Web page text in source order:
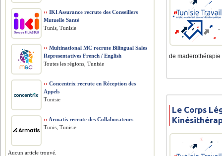
de maderothérapie
Le Corps
›› IKI Assurance recrute des Conseillers
Mutuelle Santé
Tunis, Tunisie
›› Multinational MC recrute Bilingual Sales
Representatives French / English
Toutes les régions, Tunisie
›› Concentrix recrute en Réception des
Appels
Tunisie
›› Armatis recrute des Collaborateurs
Tunis, Tunisie
Aucun article trouvé.